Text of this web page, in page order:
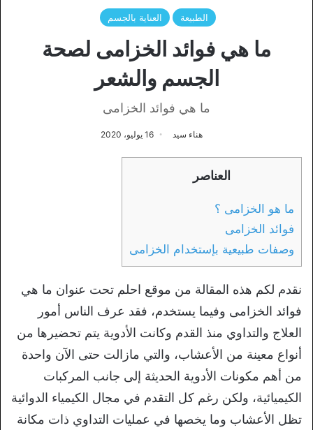
الطبيعة العناية بالجسم
ما هي فوائد الخزامى لصحة
الجسم والشعر
ما هي فوائد الخزامى
هناء سيد 16 يوليو، 2020
العناصر
ما هو الخزامى ؟
فوائد الخزامى
وصفات طبيعية بإستخدام الخزامى
نقدم لكم هذه المقالة من موقع احلم تحت عنوان ما هي
فوائد الخزامى وفيما يستخدم، فقد عرف الناس أمور
العلاج والتداوي منذ القدم وكانت الأدوية يتم تحضيرها من
أنواع معينة من الأعشاب، والتي مازالت حتى الآن واحدة
من أهم مكونات الأدوية الحديثة إلى جانب المركبات
الكيميائية، ولكن رغم كل التقدم في مجال الكيمياء الدوائية
تظل الأعشاب وما يخصها في عمليات التداوي ذات مكانة